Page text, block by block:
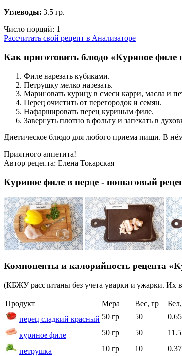
Углеводы: 3.5 гр.
Число порций: 1
Рассчитать свой рецепт в Анализаторе
Как приготовить блюдо «Куриное филе
Филе нарезать кубиками.
Петрушку мелко нарезать.
Мариновать курицу в смеси карри, масла и
Перец очистить от перегородок и семян.
Нафаршировать перец куриным филе.
Завернуть плотно в фольгу и запекать в
Диетическое блюдо для любого приема пищи. В нём
Приятного аппетита!
Автор рецепта: Елена Токарская
Куриное филе в перце - пошаговый
Компоненты и калорийность рецепта
(КБЖУ рассчитаны без учета уварки и ужарки. Их
Продукт Мера Вес, гр
перец сладкий красный 50 гр 50 0.65
куриное филе 50 гр 50
петрушка 10 гр 10 0.37